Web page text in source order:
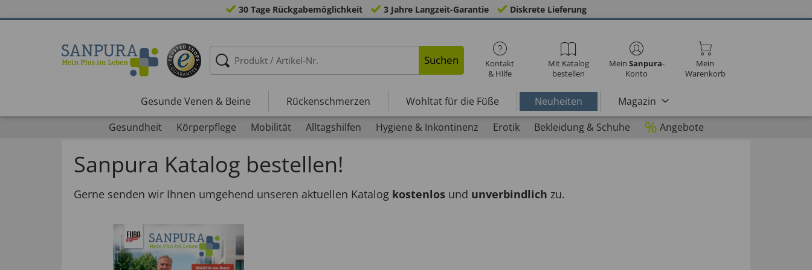
30 Tage Rückgabemöglichkeit 3 Jahre Langzeit-Garantie Diskrete Lieferung
Suchen
Kontakt
& Hilfe
Mit Katalog
bestellen
Mein Sanpura-
Konto
Mein
Warenkorb
Gesunde Venen & Beine Rückenschmerzen Wohltat für die Füße Neuheiten
Magazin
Gesundheit
Körperpflege Mobilität Alltagshilfen Hygiene & Inkontinenz Erotik Bekleidung & Schuhe % Angebote
Sanpura Katalog bestellen!
Gerne senden wir Ihnen umgehend unseren aktuellen Katalog kostenlos und unverbindlich zu.